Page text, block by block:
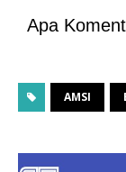
Apa
AMSI